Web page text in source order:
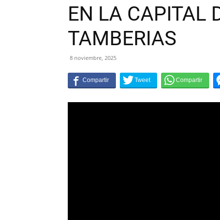
EN LA CAPITAL
TAMBERIAS
8 noviembre, 2025